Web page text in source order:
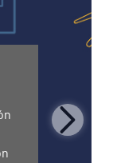
Next